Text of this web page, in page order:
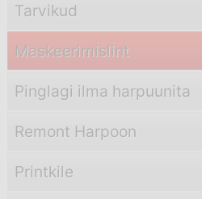
Tarvikud
Maskeerimislint
Pinglagi ilma harpuunita
Remont Harpoon
Printkile